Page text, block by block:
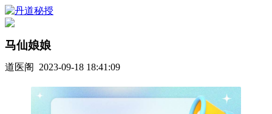
马仙娘娘
道医阁 2023-09-18 18:41:09